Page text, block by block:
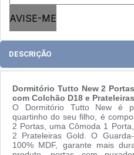
AVISE-ME
DESCRIÇÃO
Dormitório Tutto New 2
com Colchão D18 e
O Dormitório Tutto New é
quartinho do seu filho, é
2 Portas, uma Cômoda 1
2 Prateleiras Gold. O
100% MDF, garante mais